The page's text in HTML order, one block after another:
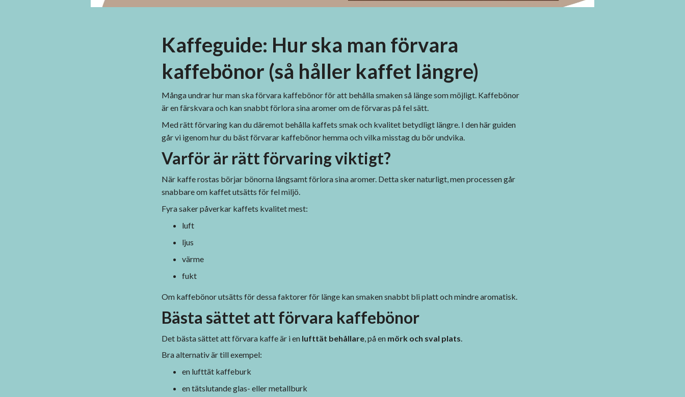
Kaffeguide: Hur ska man förvara
kaffebönor (så håller kaffet längre)
Många undrar hur man ska förvara kaffebönor för att behålla smaken så länge som möjligt. Kaffebönor
är en färskvara och kan snabbt förlora sina aromer om de förvaras på fel sätt.
Med rätt förvaring kan du däremot behålla kaffets smak och kvalitet betydligt längre. I den här guiden
går vi igenom hur du bäst förvarar kaffebönor hemma och vilka misstag du bör undvika.
Varför är rätt förvaring viktigt?
När kaffe rostas börjar bönorna långsamt förlora sina aromer. Detta sker naturligt, men processen går
snabbare om kaffet utsätts för fel miljö.
Fyra saker påverkar kaffets kvalitet mest:
luft
ljus
värme
fukt
Om kaffebönor utsätts för dessa faktorer för länge kan smaken snabbt bli platt och mindre aromatisk.
Bästa sättet att förvara kaffebönor
Det bästa sättet att förvara kaffe är i en lufttät behållare , på en mörk och sval plats
Bra alternativ är till exempel:
en lufttät kaffeburk
en tätslutande glas- eller metallburk